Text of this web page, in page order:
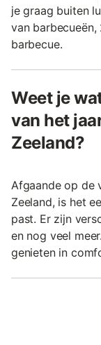
je graag buiten
van
barbecue.
Weet je
van het
Zeeland?
Afgaande op de
Zeeland, is het
past. Er zijn
en nog veel
genieten in